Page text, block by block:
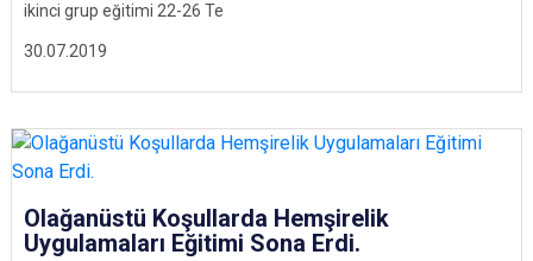
30.07.2019
ikinci grup eğitimi 22-26 Te
Olağanüstü Koşullarda Hemşirelik
Uygulamaları Eğitimi Sona Erdi.